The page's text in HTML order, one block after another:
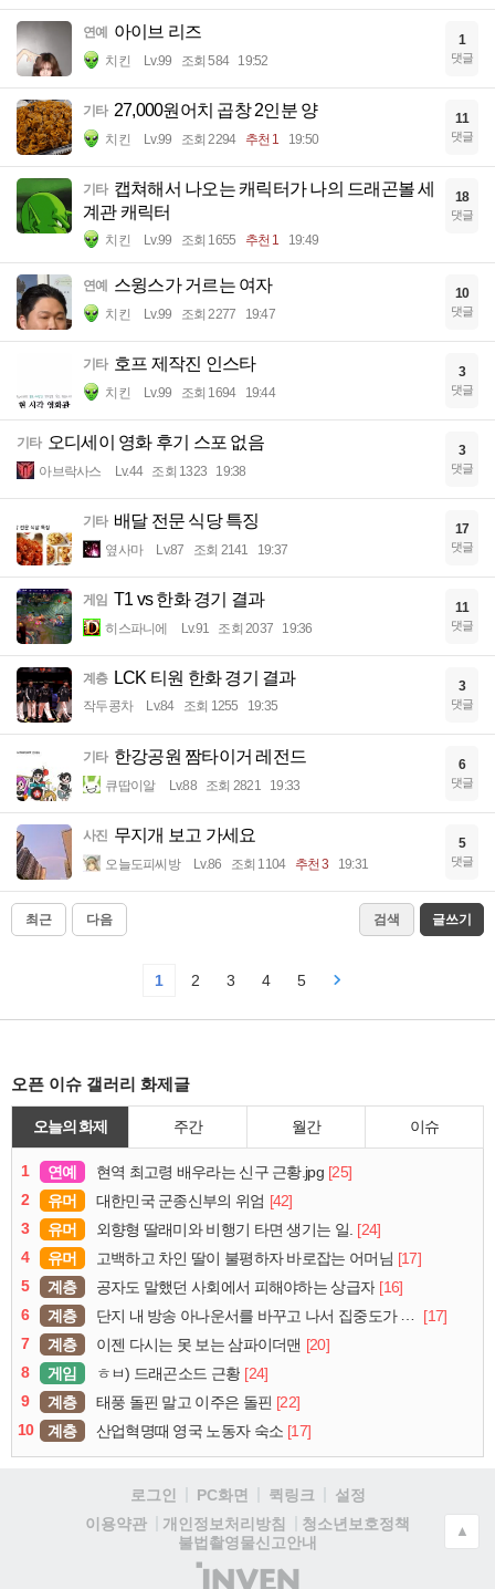
연예 아이브 리즈
치킨 Lv.99 조회 584 19:52
1
댓글
기타 27,000원어치 곱창 2인분 양
치킨 Lv.99 조회 2294 추천 1 19:50
11
댓글
기타 캡쳐해서 나오는 캐릭터가 나의 드래곤볼 세
계관 캐릭터
치킨 Lv.99 조회 1655 추천 1 19:49
18
댓글
연예 스윙스가 거르는 여자
치킨 Lv.99 조회 2277 19:47
10
댓글
기타 호프 제작진 인스타
치킨 Lv.99 조회 1694 19:44
3
댓글
기타 오디세이 영화 후기 스포 없음
아브락사스 Lv.44 조회 1323 19:38
3
댓글
기타 배달 전문 식당 특징
옆사마 Lv.87 조회 2141 19:37
17
댓글
게임 T1 vs 한화 경기 결과
히스파니에 Lv.91 조회 2037 19:36
11
댓글
계층 LCK 티원 한화 경기 결과
작두콩차 Lv.84 조회 1255 19:35
3
댓글
기타 한강공원 짬타이거 레전드
큐땁이알 Lv.88 조회 2821 19:33
6
댓글
사진 무지개 보고 가세요
오늘도피씨방 Lv.86 조회 1104 추천 3 19:31
5
댓글
최근 다음 검색 글쓰기
1 2 3 4 5
오픈 이슈 갤러리 화제글
오늘의 화제 주간 월간 이슈
1 연예 현역 최고령 배우라는 신구 근황.jpg [25]
2
유머 대한민국 군종신부의 위엄 [42]
3
유머 외향형 딸래미와 비행기 타면 생기는 일. [24]
4
유머 고백하고 차인 딸이 불평하자 바로잡는 어머님 [17]
5
계층 공자도 말했던 사회에서 피해야하는 상급자 [16]
6
계층 단지 내 방송 아나운서를 바꾸고 나서 집중도가 확 올라갔다는 한 아파트의 안내방송
[17]
7
계층 이젠 다시는 못 보는 삼파이더맨 [20]
8
게임 ㅎㅂ) 드래곤소드 근황 [24]
9
계층 태풍 돌핀 말고 이주은 돌핀 [22]
10
계층 산업혁명때 영국 노동자 숙소 [17]
로그인 PC화면 퀵링크
설정
이용약관
개인정보처리방침
청소년보호정책
불법촬영물신고안내
(주)
▲